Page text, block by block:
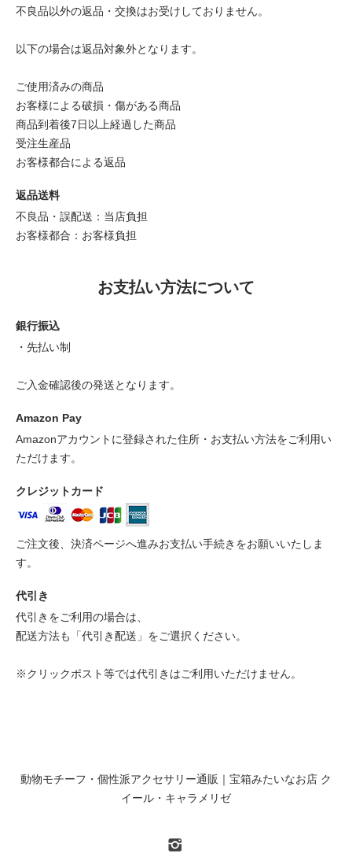
不良品以外の返品・交換はお受けしておりません。
以下の場合は返品対象外となります。
ご使用済みの商品
お客様による破損・傷がある商品
商品到着後7日以上経過した商品
受注生産品
お客様都合による返品
返品送料
不良品・誤配送：当店負担
お客様都合：お客様負担
お支払い方法について
銀行振込
・先払い制
ご入金確認後の発送となります。
Amazon Pay
Amazonアカウントに登録された住所・お支払い方法をご利用い
ただけます。
クレジットカード
ご注文後、決済ページへ進みお支払い手続きをお願いいたしま
す。
代引き
代引きをご利用の場合は、
配送方法も「代引き配送」をご選択ください。
※クリックポスト等では代引きはご利用いただけません。
動物モチーフ・個性派アクセサリー通販｜宝箱みたいなお店 ク
イール・キャラメリゼ